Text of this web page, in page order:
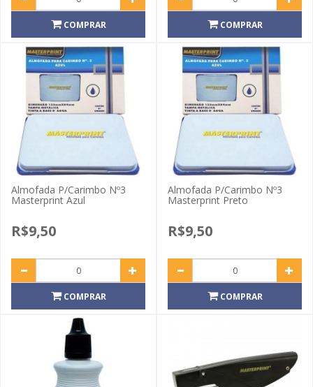
COMPRAR COMPRAR
Almofada P/Carimbo Nº3
Masterprint Azul
R$9,50
COMPRAR
Almofada P/Carimbo Nº3
Masterprint Preto
R$9,50
COMPRAR